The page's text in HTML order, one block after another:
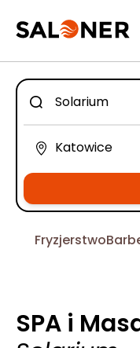
Fryzjerstwo
SPA i